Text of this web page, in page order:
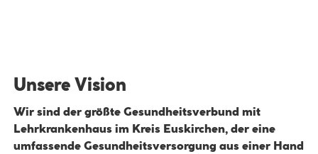
Unsere Vision
Wir sind der größte Gesundheitsverbund mit
Lehrkrankenhaus im Kreis Euskirchen, der eine
umfassende Gesundheitsversorgung auseiner Hand